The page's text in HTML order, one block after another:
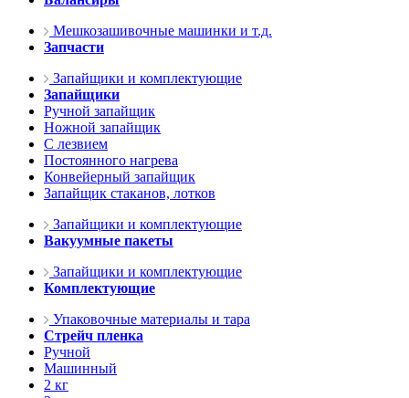
Мешкозашивочные машинки и т.д.
Запчасти
Запайщики и комплектующие
Запайщики
Ручной запайщик
Ножной запайщик
С лезвием
Постоянного нагрева
Конвейерный запайщик
Запайщик стаканов, лотков
Запайщики и комплектующие
Вакуумные пакеты
Запайщики и комплектующие
Комплектующие
Упаковочные материалы и тара
Стрейч пленка
Ручной
Машинный
2 кг